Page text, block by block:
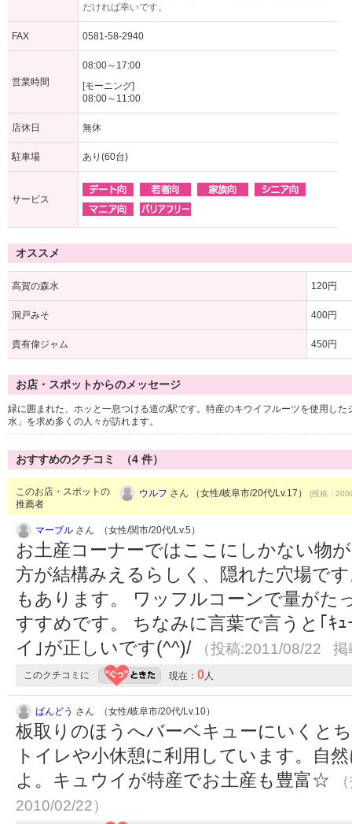
だければ幸いです。
FAX 0581-58-2940
営業時間
08:00～17:00
[モーニング]
08:00～11:00
店休日 無休
駐車場 あり(60台)
サービス
オススメ
高賀の森水 120円
洞戸みそ 400円
貴有偉ジャム 450円
お店・スポットからのメッセージ
緑に囲まれた、ホッと一息つける道の駅です。特産のキウイフルーツを使用し
水」を求め多くの人々が訪れます。
おすすめのクチコミ （4 件）
このお店・スポットの
推薦者
ウルフ さん （女性/岐阜市/20代/Lv.17） (投稿：
マーブル さん （女性/関市/20代/Lv.5）
お土産コーナーではここにしかない物
方が結構みえるらしく、隠れた穴場で
もあります。 ワッフルコーンで量がた
すすめです。 ちなみに言葉で言うと｢ｷ
イ｣が正しいです(^^)/
（投稿:2011/08/22
このクチコミに 現在： 0人
ばんどう さん （女性/岐阜市/20代/Lv.10）
板取りのほうへバーベキューにいくと
トイレや小休憩に利用しています。自
よ。キュウイが特産でお土産も豊富☆
2010/02/22）